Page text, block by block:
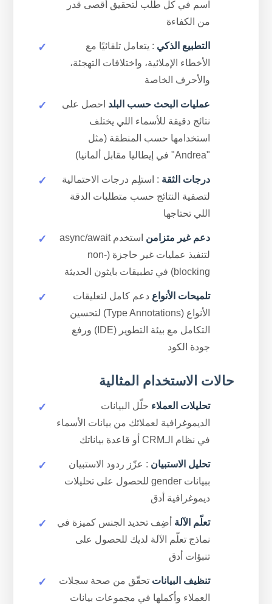
اسم في كل طلب لتحقيق أقصى قدر
من الكفاءة
التطبيع الذكي : يتعامل تلقائيًا مع
الأخطاء الإملائية، واختلافات التهجئة،
والأحرف الخاصة
عمليات البحث حسب البلد احصل على
نتائج دقيقة للأسماء اللي يختلف
استخدامها حسب المنطقة (مثل
"Andrea" في إيطاليا مقابل ألمانيا)
درجات الثقة : استلِم درجات الاحتمالية
لتصفية النتائج حسب متطلبات الدقة
اللي تحتاجها
دعم غير متزامن
استخدم async/await
لتنفيذ عمليات غير حاجزة (non-
blocking) في تطبيقات بايثون الحديثة
تلميحات الأنواع دعم كامل لتعليقات
الأنواع (Type Annotations) لتحسين
التكامل مع بيئة التطوير (IDE) ورفع
جودة الكود
حالات الاستخدام المثالية
تحليلات العملاء حلّل البيانات
الديموغرافية لعملائك من بيانات الأسماء
في نظام الـCRM أو قاعدة بياناتك
تحليل الاستبيان : عزّز ردود الاستبيان
ببيانات gender للحصول على تحليلات
ديموغرافية أدق
تعلّم الآلة أضِف تحديد الجنس كميزة في
نماذج تعلّم الآلة لديك للحصول على
تنبؤات أدق
تنظيف البيانات تحقّق من صحة سجلات
العملاء وأكملها في مجموعات بيانات